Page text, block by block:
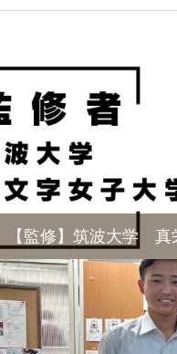
【監修】筑波大学